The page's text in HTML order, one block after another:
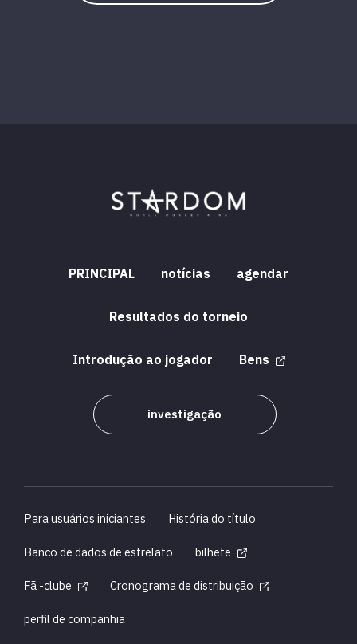
PRINCIPAL notícias agendar
Resultados do torneio
Introdução ao jogador Bens
investigação
Para usuários iniciantes
História do título
Banco de dados de estrelato
bilhete
Fã -clube
Cronograma de distribuição
perfil de companhia